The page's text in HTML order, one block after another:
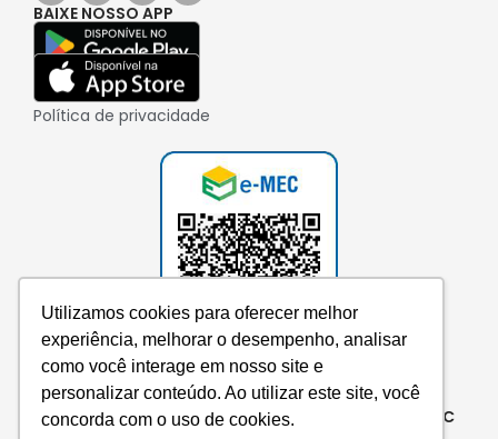
Utilizamos cookies para oferecer melhor
experiência, melhorar o desempenho, analisar
como você interage em nosso site e
personalizar conteúdo. Ao utilizar este site, você
concorda com o uso de cookies.
BAIXE NOSSO APP
Política de privacidade
Consulte aqui o cadastro da instituição no e-MEC